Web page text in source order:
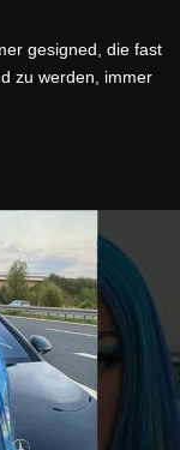
gesigned, die fast
zu werden, immer